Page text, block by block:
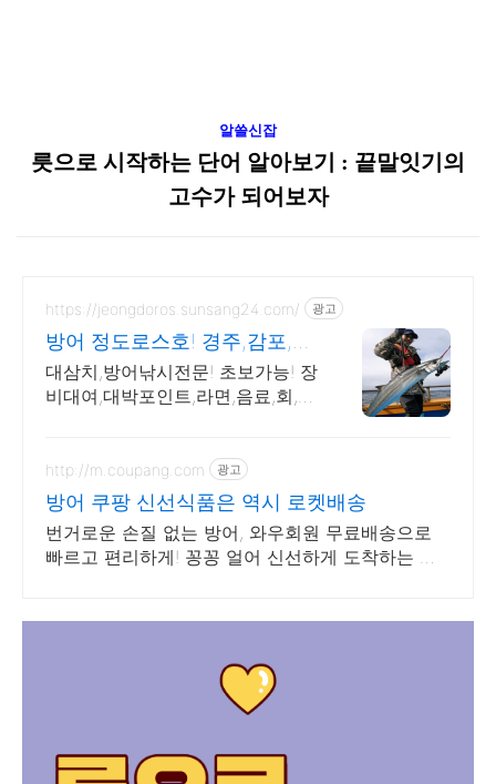
알쓸신잡
릇으로 시작하는 단어 알아보기 : 끝말잇기의
고수가 되어보자
https://jeongdoros.sunsang24.com/ 광고
방어 정도로스호! 경주,감포,대
삼치 방어 넘버
대삼치,방어낚시전문! 초보가능! 장
비대여,대박포인트,라면,음료,회,얼
http://m.coupang.com 광고
방어 쿠팡 신선식품은 역시 로켓배송
번거로운 손질 없는 방어, 와우회원 무료배송으로
빠르고 편리하게! 꽁꽁 얼어 신선하게 도착하는 생